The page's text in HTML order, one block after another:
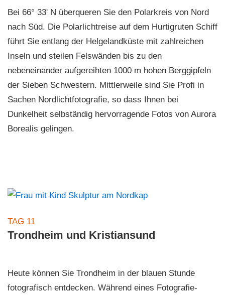
Bei 66° 33' N überqueren Sie den Polarkreis von Nord
nach Süd. Die Polarlichtreise auf dem Hurtigruten Schiff
führt Sie entlang der Helgelandküste mit zahlreichen
Inseln und steilen Felswänden bis zu den
nebeneinander aufgereihten 1000 m hohen Berggipfeln
der Sieben Schwestern. Mittlerweile sind Sie Profi in
Sachen Nordlichtfotografie, so dass Ihnen bei
Dunkelheit selbständig hervorragende Fotos von Aurora
Borealis gelingen.
TAG 11
Trondheim und Kristiansund
Heute können Sie Trondheim in der blauen Stunde
fotografisch entdecken. Während eines Fotografie-